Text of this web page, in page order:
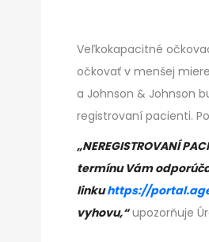
Veľkokapacitné
očkovať v menšej
a Johnson & Johnson
registrovaní pacienti.
„NEREGISTROVANÍ
termínu Vám
linkuhttps://
vyhovu,“upozorňuje